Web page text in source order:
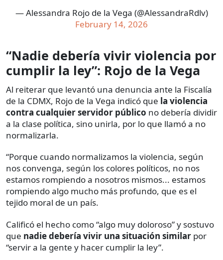
— Alessandra Rojo de la Vega (@AlessandraRdlv)
February 14, 2026
“Nadie debería vivir violencia por
cumplir la ley”: Rojo de la Vega
Al reiterar que levantó una denuncia ante la Fiscalía
de la CDMX, Rojo de la Vega indicó que la violencia
contra cualquier servidor público no debería dividir
a la clase política, sino unirla, por lo que llamó a no
normalizarla.
“Porque cuando normalizamos la violencia, según
nos convenga, según los colores políticos, no nos
estamos rompiendo a nosotros mismos... estamos
rompiendo algo mucho más profundo, que es el
tejido moral de un país.
Calificó el hecho como “algo muy doloroso” y sostuvo
que nadie debería vivir una situación similar por
“servir a la gente y hacer cumplir la ley”.